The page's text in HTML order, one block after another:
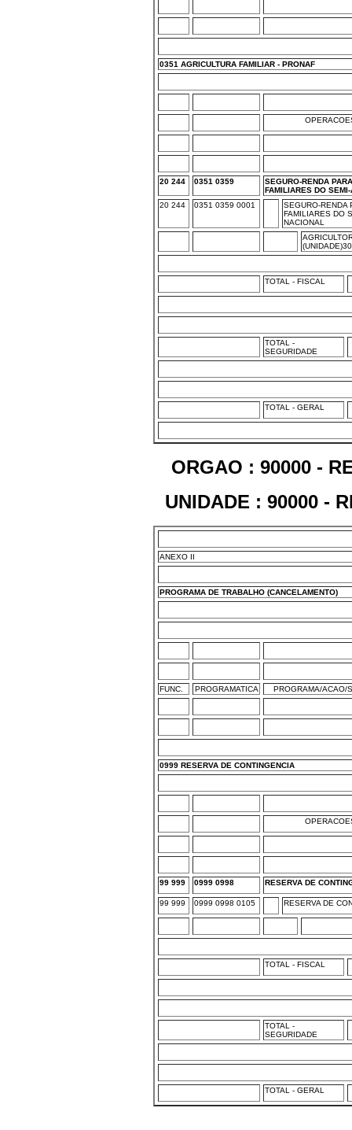
0351 AGRICULTURA FAMILIAR - PRONAF
20 244 0351 0359
SEGURO-RENDA
FAMILIARES DO SEMI-
20 244
0351 0359 0001
SEGURO-RENDA
FAMILIARES DO
NACIONAL
TOTAL - FISCAL
TOTAL -
SEGURIDADE
TOTAL - GERAL
ORGAO : 90000 -
UNIDADE : 90000 -
ANEXO II
PROGRAMA DE TRABALHO (CANCELAMENTO)
FUNC. PROGRAMATICA PROGRAMA/ACAO/
0999 RESERVA DE CONTINGENCIA
99 999 0999 0998 RESERVA DE
99 999 0999 0998 0105 RESERVA DE
TOTAL - FISCAL
TOTAL -
SEGURIDADE
TOTAL - GERAL